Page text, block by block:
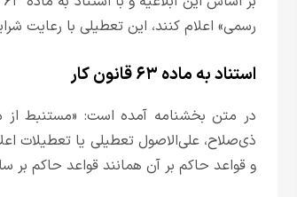
رسمی» اعلام کنند، این تعطیلی با رعایت
استناد به ماده ۶۳ قانون کار
ذی‌صلاح، علی‌الاصول تعطیلی یا تعطیلات
و قواعد حاکم بر آن همانند قواعد حاکم